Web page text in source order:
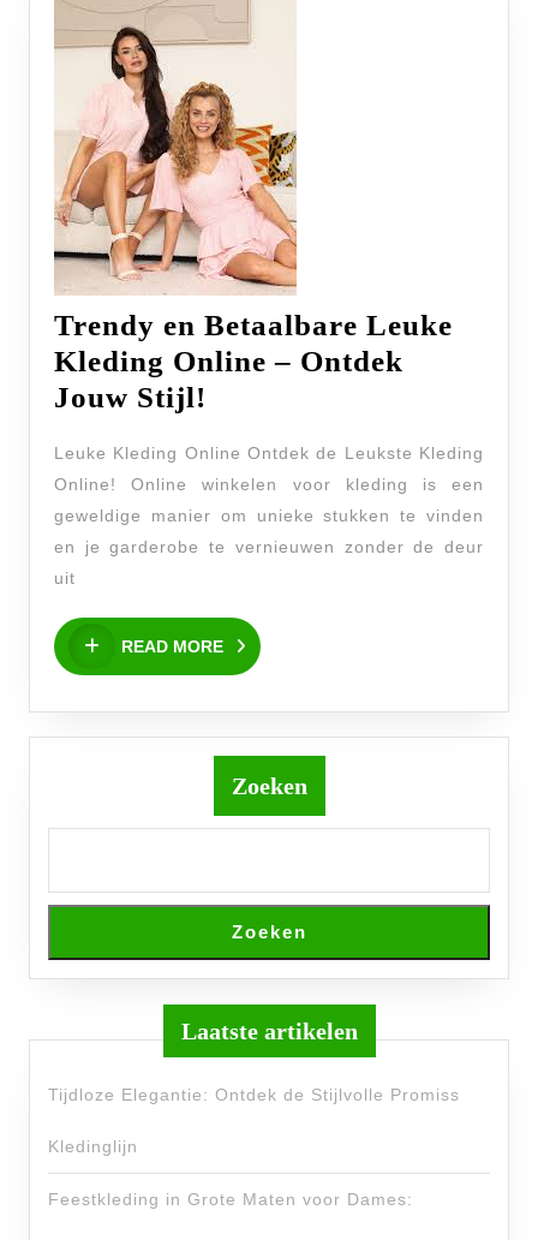
Trendy en Betaalbare Leuke
Kleding Online – Ontdek
Jouw Stijl!
Betaalbare
Leuke
Kleding
–
Ontdek
Jouw
Stijl!
Leuke Kleding Online Ontdek de Leukste Kleding
Online! Online winkelen voor kleding is een
geweldige manier om unieke stukken te vinden
en je garderobe te vernieuwen zonder de deur
uit
READ MORE
READ
MORE
Zoeken
Zoeken
Laatste artikelen
Tijdloze Elegantie: Ontdek de Stijlvolle Promiss
Kledinglijn
Feestkleding in Grote Maten voor Dames: